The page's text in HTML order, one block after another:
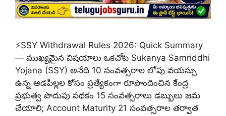
⚡SSY Withdrawal Rules 2026: Quick Summary
— ముఖ్యమైన విషయాలు ఒకచోట Sukanya Samriddhi
Yojana (SSY) అనేది 10 సంవత్సరాల లోపు వయస్సు
ఉన్న ఆడపిల్లల కోసం ప్రత్యేకంగా రూపొందించిన కేంద్ర
ప్రభుత్వ పొదుపు పథకం 15 సంవత్సరాలు డబ్బులు జమ
చేయాలి; Account Maturity 21 సంవత్సరాల తర్వాత